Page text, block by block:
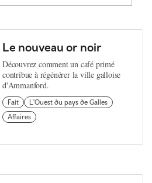
Le nouveau or noir
Découvrez comment un café primé
contribue à régénérer la ville galloise
d'Ammanford.
Fait
L'Ouest du pays de Galles
Affaires